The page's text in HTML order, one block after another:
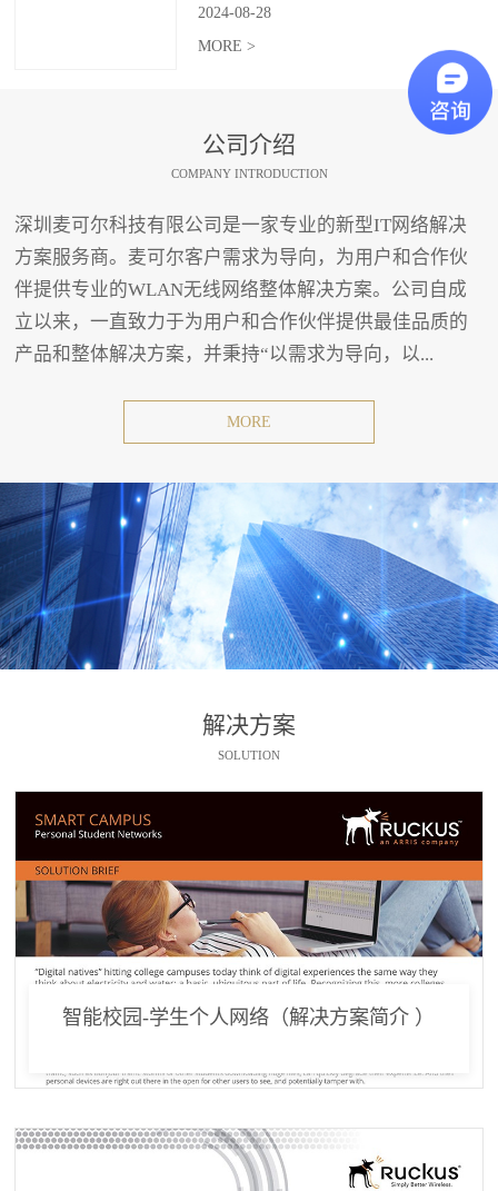
2024-08-28
MORE >
公司介绍
COMPANY INTRODUCTION
深圳麦可尔科技有限公司是一家专业的新型IT网络解决
方案服务商。麦可尔客户需求为导向，为用户和合作伙
伴提供专业的WLAN无线网络整体解决方案。公司自成
立以来，一直致力于为用户和合作伙伴提供最佳品质的
产品和整体解决方案，并秉持“以需求为导向，以...
MORE
解决方案
SOLUTION
智能校园-学生个人网络（解决方案简介 ）